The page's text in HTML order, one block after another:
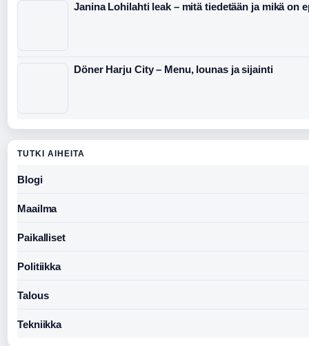
Janina Lohilahti leak – mitä tiedetään ja mikä on
Döner Harju City – Menu, lounas ja sijainti
TUTKI AIHEITA
Blogi
Maailma
Paikalliset
Politiikka
Talous
Tekniikka